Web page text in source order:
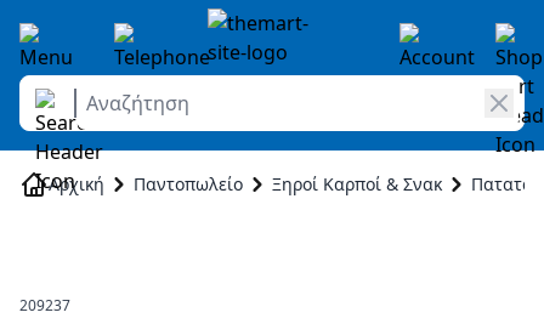
Skip to Content
Αναζήτηση
Αρχική Παντοπωλείο Ξηροί Καρποί & Σνακ
209237